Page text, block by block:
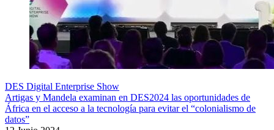
DES Digital Enterprise Show
Artigas y Mandela examinan en DES2024 las oportunidades de
África en el acceso a la tecnología para evitar el “colonialismo de
datos”